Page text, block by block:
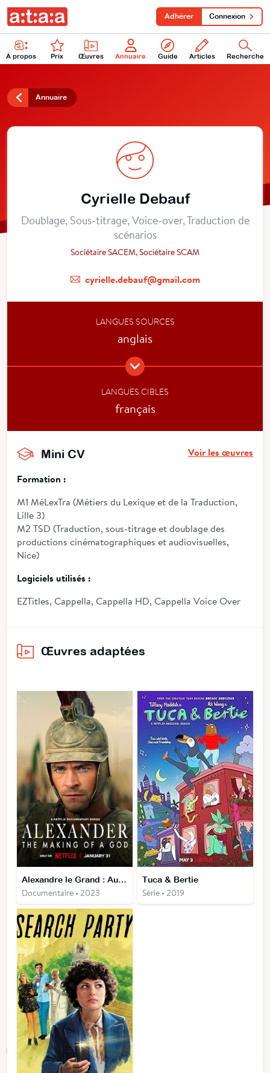
À propos Prix Œuvres Annuaire Guide Articles Recherche
Adhérer Connexion
Annuaire
Cyrielle Debauf
Doublage, Sous-titrage, Voice-over, Traduction de
scénarios
Sociétaire SACEM, Sociétaire SCAM
cyrielle.debauf@gmail.com
LANGUES SOURCES
anglais
LANGUES CIBLES
français
Mini CV
Voir les œuvres
Formation :
M1 MéLexTra (Métiers du Lexique et de la Traduction,
Lille 3)
M2 TSD (Traduction, sous-titrage et doublage des
productions cinématographiques et audiovisuelles,
Nice)
Logiciels utilisés :
EZTitles, Cappella, Cappella HD, Cappella Voice Over
Œuvres adaptées
Alexandre le Grand : Au rang des dieux
Documentaire • 2023
Tuca & Bertie
Série • 2019